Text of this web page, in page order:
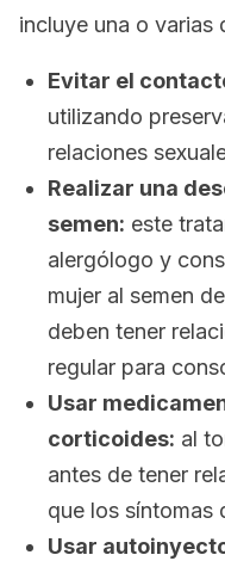
incluye una o varias
Evitar el
utilizando
relaciones
Realizar una
semen: este
alergólogo y
mujer al semen
deben tener
regular para
Usar
corticoides: al
antes de tener
que los síntomas
Usar